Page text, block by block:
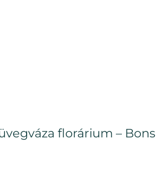
florárium –